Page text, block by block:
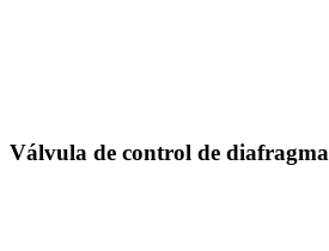
Válvula de control de diafragma